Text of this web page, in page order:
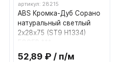
артикул: 28215
ABS Кромка-Дуб Сорано
натуральный светлый
2х28х75 (ST9 Н1334)
52,89 ₽ / п/м